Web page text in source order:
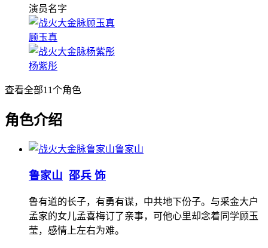
演员名字
顾玉真
杨紫彤
查看全部11个角色
角色介绍
鲁家山
鲁家山 邵兵 饰
鲁有道的长子，有勇有谋，中共地下份子。与采金大户
孟家的女儿孟喜梅订了亲事，可他心里却念着同学顾玉
莹，感情上左右为难。